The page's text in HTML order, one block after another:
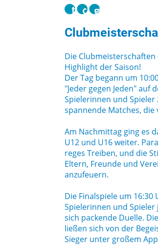
Die
Highlight der Saison!
Der Tag begann um
"Jeder gegen Jeden"
Spielerinnen und
spannende Matches,
Am Nachmittag ging es
U12 und U16 weiter.
reges Treiben, und die
Eltern, Freunde und
anzufeuern.
Die Finalspiele um
Spielerinnen und
sich packende Duelle.
ließen sich von der
Sieger unter großem